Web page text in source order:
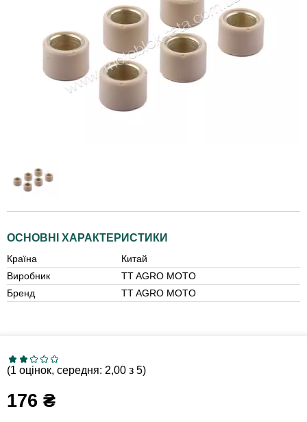
ОСНОВНІ ХАРАКТЕРИСТИКИ
Країна
Китай
Виробник
TT AGRO MOTO
Бренд
TT AGRO MOTO
(1 оцінок, середня: 2,00 з 5)
176 ₴